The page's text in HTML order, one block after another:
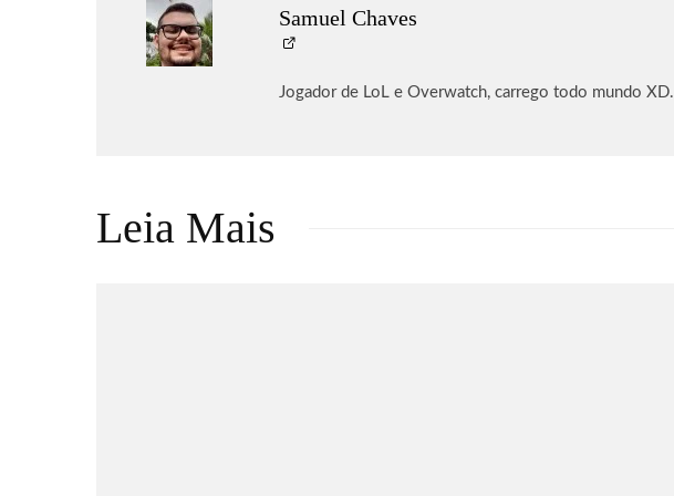
Samuel Chaves
Jogador de LoL e Overwatch, carrego todo mundo XD.
Leia Mais